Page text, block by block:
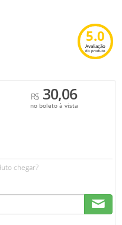
5.0
Avaliação
do produto
R$30,06
no boleto à vista
chegar?